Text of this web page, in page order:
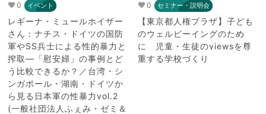
0 イベント
レギーナ・ミュールホイザー
さん：ナチス・ドイツの国防
軍やSS兵士による性的暴力と
搾取―「慰安婦」の事例とど
う比較できるか？／台湾・シ
ンガポール・湖南・ドイツか
ら見る日本軍の性暴力vol.2
(一般社団法人ふぇみ・ゼミ＆
0 セミナー・説明会
【東京都人権プラザ】子ども
のウェルビーイングのため
に 児童・生徒のviewsを尊
重する学校づくり